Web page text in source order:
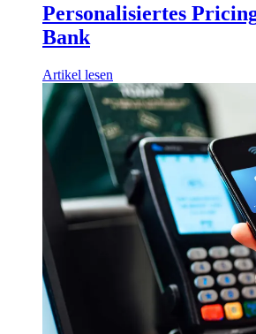
Personalisiertes
Bank
Artikel lesen